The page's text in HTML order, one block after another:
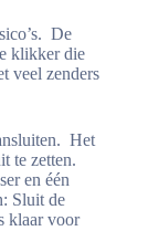
De
klikker die
veel zenders
Het
te zetten.
en één
Sluit de
klaar voor